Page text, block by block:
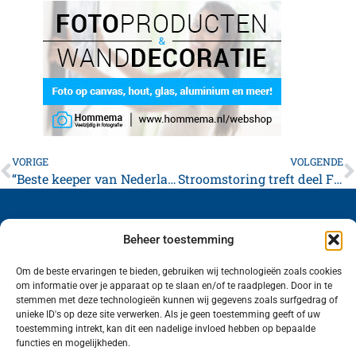
Beheer toestemming
Om de beste ervaringen te bieden, gebruiken wij technologieën zoals cookies
om informatie over je apparaat op te slaan en/of te raadplegen. Door in te
stemmen met deze technologieën kunnen wij gegevens zoals surfgedrag of
unieke ID's op deze site verwerken. Als je geen toestemming geeft of uw
toestemming intrekt, kan dit een nadelige invloed hebben op bepaalde
functies en mogelijkheden.
VORIGE
“Beste keeper van Nederland” komt uit Franeker *Film Update*
VOLGENDE
Stroomstoring treft deel Franeker
Volg ons (hierboven) op social media!